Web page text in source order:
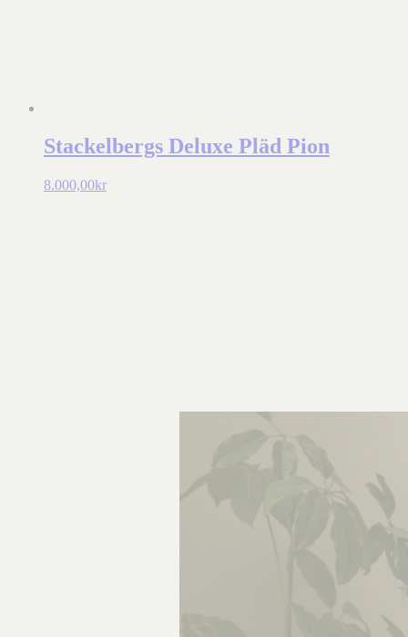
Stackelbergs Deluxe Pläd Pion
8.000,00kr